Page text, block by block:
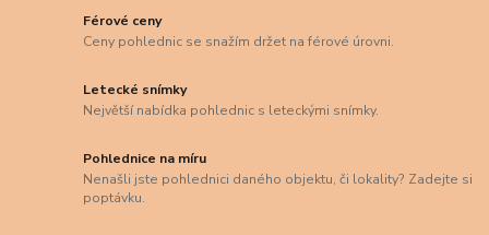
Férové ceny
Ceny pohlednic se snažím držet na férové úrovni.
Letecké snímky
Největší nabídka pohlednic s leteckými snímky.
Pohlednice na míru
Nenašli jste pohlednici daného objektu, či lokality? Zadejte si
poptávku.